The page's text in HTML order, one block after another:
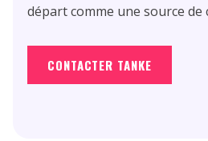
départ comme une source
CONTACTER TANKE